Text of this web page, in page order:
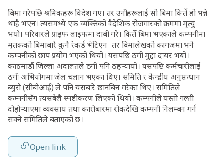
बिमा गरेपछि श्रमिकहरू विदेश गए। तर उनीहरूलाई सो बिमा किर्ते हो भन्ने
थाहै भएन। त्यसमध्ये एक व्यक्तिको वैदेशिक रोजगारको क्रममा मृत्यु
भयो। परिवारले प्राइफ लाइफमा दाबी गरे। किर्ते बिमा भएकाले कम्पनीमा
मृतकको बिमाबारे कुनै रेकर्ड भेटिएन। तर बिमालेखको कागजमा भने
कम्पनीको छाप प्रयोग भएको थियो। यसपछि ठगी मुद्दा दायर भयो।
काठमाडौं जिल्ला अदालतले ठगी पनि ठहर्‍यायो। यसपछि कर्मचारीलाई
ठगी अभियोगमा जेल चलान भएका थिए। समिति र केन्द्रीय अनुसन्धान
ब्युरो (सीबीआई) ले पनि यसबारे छानबिन गरेका थिए। समितिले
कम्पनीसँग त्यसबेलै स्पष्टीकरण लिएको थियो। कम्पनीले यस्तो गल्ती
दोहोर्‍याएमा व्यवसाय तथा कारोबारमा रोकदेखि कम्पनी निलम्बन गर्न
सक्ने समितिले बताएको छ।
Open link